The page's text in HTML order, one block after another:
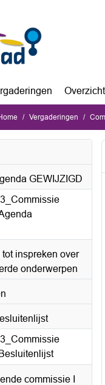
Vergaderingen
GEWIJZIGD
inspreken over
onderwerpen
commissie I